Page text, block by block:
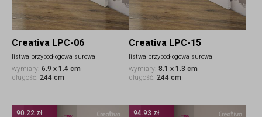
Creativa LPC-06
listwa przypodłogowa surowa
wymiary: 6.9 x 1.4 cm
długość: 244 cm
Creativa LPC-15
listwa przypodłogowa surowa
wymiary: 8.1 x 1.3 cm
długość: 244 cm
90.22 zł 94.93 zł